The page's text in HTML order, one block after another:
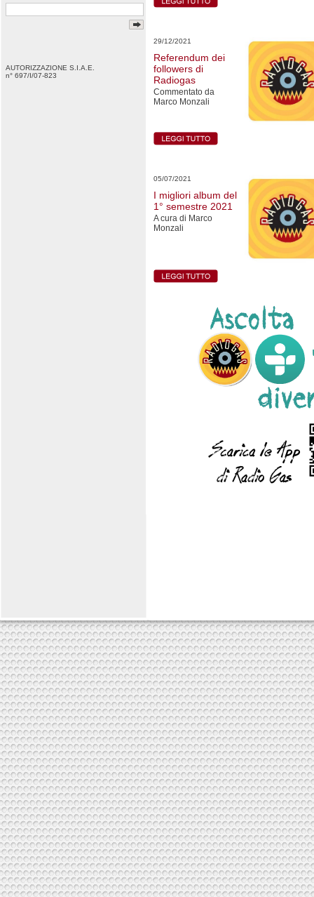
AUTORIZZAZIONE S.I.A.E.
n° 697/I/07-823
29/12/2021
Referendum dei
followers di
Radiogas
Commentato da
Marco Monzali
05/07/2021
I migliori album del
1° semestre 2021
A cura di Marco
Monzali